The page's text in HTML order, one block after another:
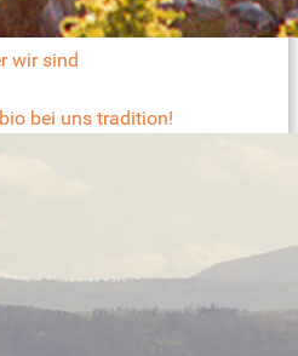
wir sind
bei uns tradition!